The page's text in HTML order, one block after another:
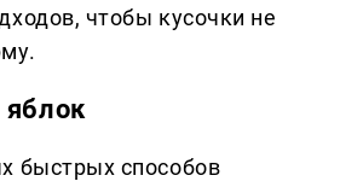
чтобы кусочки не
быстрых способов